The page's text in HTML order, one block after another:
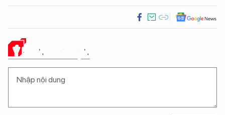
Ý KIẾN CỦA BẠN